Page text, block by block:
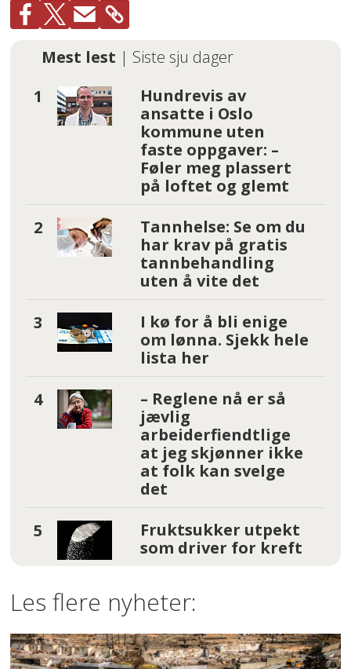
Mest lest | Siste sju dager
Hundrevis av
ansatte i Oslo
kommune uten
faste oppgaver: –
Føler meg plassert
på loftet og glemt
Tannhelse: Se om du
har krav på gratis
tannbehandling
uten å vite det
I kø for å bli enige
om lønna. Sjekk hele
lista her
– Reglene nå er så
jævlig
arbeiderfiendtlige
at jeg skjønner ikke
at folk kan svelge
det
Fruktsukker utpekt
som driver for kreft
Les flere nyheter: